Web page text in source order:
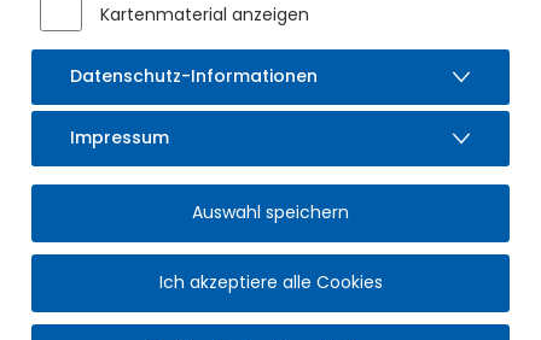
Kartenmaterial anzeigen
Datenschutz-Informationen
Impressum
Auswahl speichern
Ich akzeptiere alle Cookies